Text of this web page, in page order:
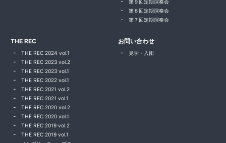
第９回定期演奏会
第８回定期演奏会
第７回定期演奏会
THE REC
THE REC 2024 vol.1
THE REC 2023 vol.2
THE REC 2023 vol.1
THE REC 2022 vol.1
THE REC 2021 vol.2
THE REC 2021 vol.1
THE REC 2020 vol.2
THE REC 2020 vol.1
THE REC 2019 vol.2
THE REC 2019 vol.1
お問い合わせ
見学・入団